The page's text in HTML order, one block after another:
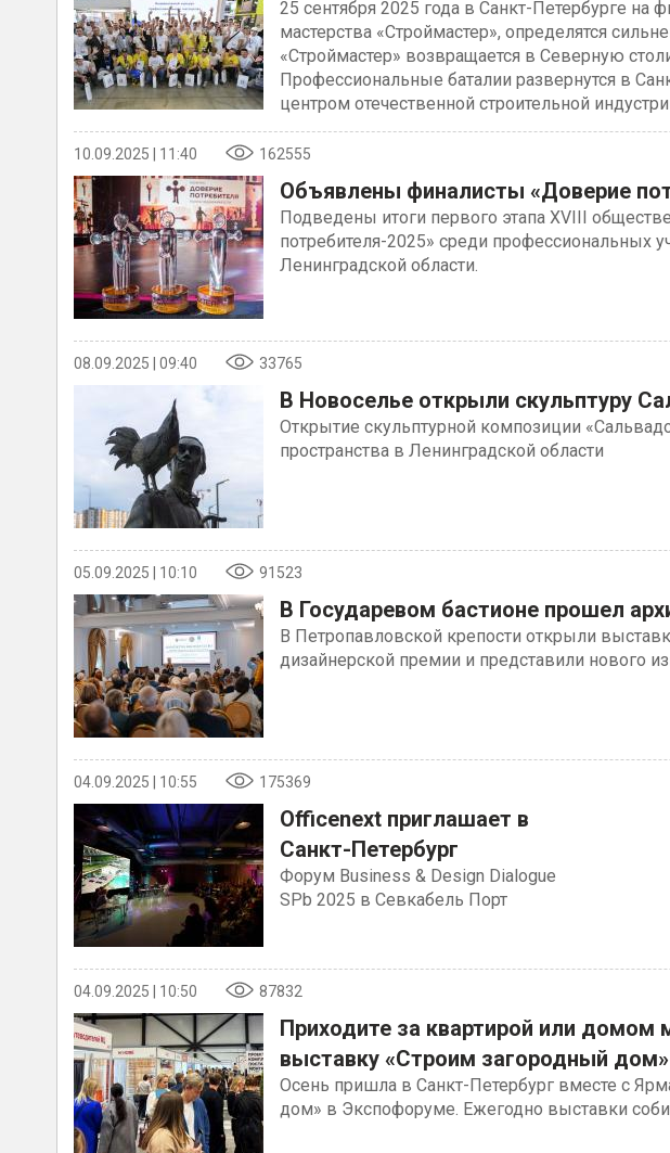
25 сентября 2025 года в Санкт-Петербурге на
мастерства «Строймастер», определятся
«Строймастер» возвращается в Северную
Профессиональные баталии развернутся в
центром отечественной строительной
10.09.2025 | 11:40 162555
Объявлены финалисты «Доверие
Подведены итоги первого этапа XVIII
потребителя-2025» среди профессиональных
Ленинградской области.
08.09.2025 | 09:40 33765
В Новоселье открыли скульптуру
Открытие скульптурной композиции
пространства в Ленинградской области
05.09.2025 | 10:10 91523
В Государевом бастионе прошел
В Петропавловской крепости открыли
дизайнерской премии и представили нового
04.09.2025 | 10:55 175369
Officenext приглашает в
Санкт-Петербург
Форум Business & Design Dialogue
SPb 2025 в Севкабель Порт
04.09.2025 | 10:50 87832
Приходите за квартирой или
выставку «Строим загородный
Осень пришла в Санкт-Петербург вместе с
дом» в Экспофоруме. Ежегодно выставки